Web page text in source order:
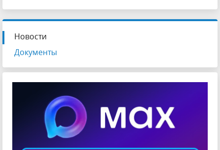
Новости
Документы